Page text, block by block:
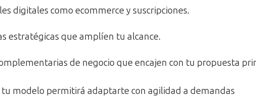
digitales como ecommerce y suscripciones.
estratégicas que amplíen tu alcance.
de negocio que encajen con tu propuesta
modelo permitirá adaptarte con agilidad a demandas